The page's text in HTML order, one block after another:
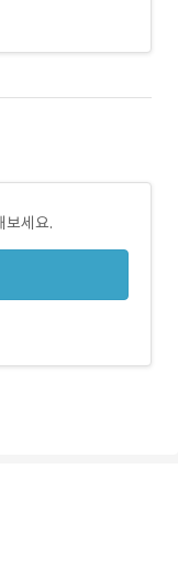
보세요.